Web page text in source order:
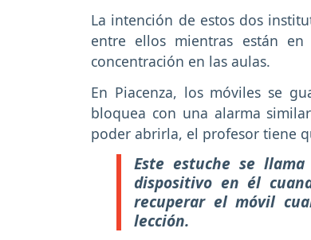
La intención de estos dos
entre ellos mientras están
concentración en las aulas.
En Piacenza, los móviles se
bloquea con una alarma
poder abrirla, el profesor tiene
Este estuche se
dispositivo en él
recuperar el móvil
lección.